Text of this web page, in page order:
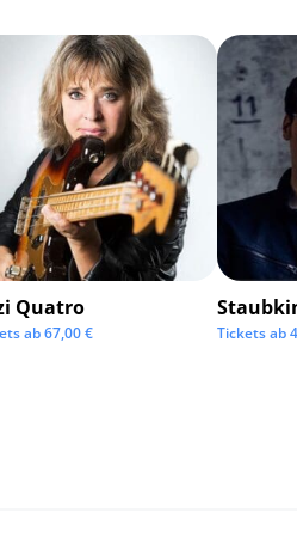
Quatro
ab67,00€ Tickets ab